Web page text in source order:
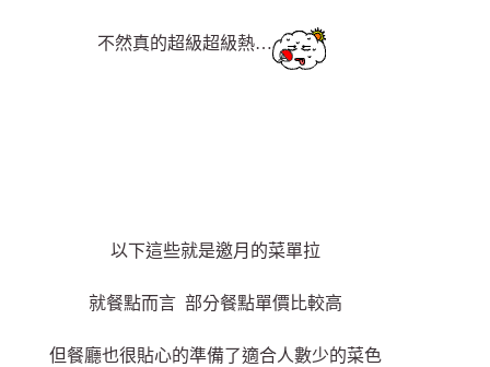
不然真的超級超級熱…
以下這些就是邀月的菜單拉
就餐點而言 部分餐點單價比較高
但餐廳也很貼心的準備了適合人數少的菜色